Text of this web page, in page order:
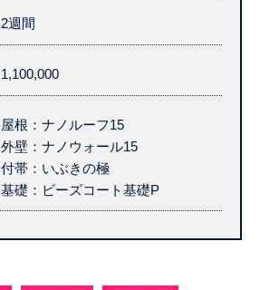
2週間
1,100,000
屋根：ナノルーフ15
外壁：ナノウォール15
付帯：いぶきの極
基礎：ビーズコート基礎P